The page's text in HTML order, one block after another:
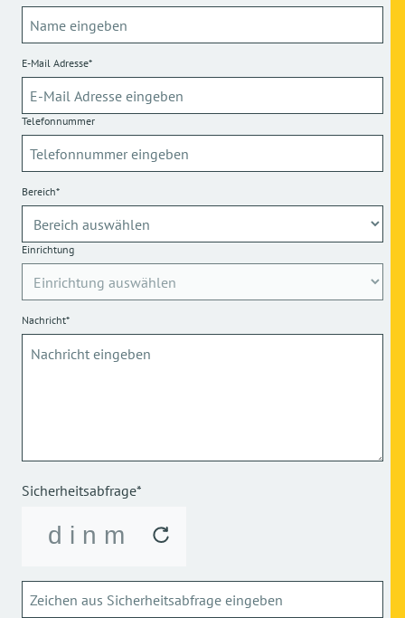
E-Mail Adresse*
Telefonnummer
Bereich*
Einrichtung
Nachricht*
Sicherheitsabfrage*